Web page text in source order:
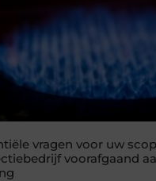
vragen voor uw
voorafgaand